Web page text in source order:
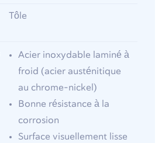
Tôle
Acier inoxydable laminé à
froid (acier austénitique
au chrome-nickel)
Bonne résistance à la
corrosion
Surface visuellement lisse